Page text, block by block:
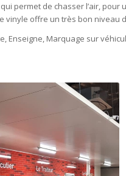
permet de chasser l’air,
vinyle offre un très bon
Enseigne, Marquage sur